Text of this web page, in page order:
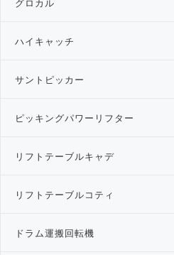
グロカル
ハイキャッチ
サントピッカー
ピッキングパワーリフター
リフトテーブルキャデ
リフトテーブルコティ
ドラム運搬回転機